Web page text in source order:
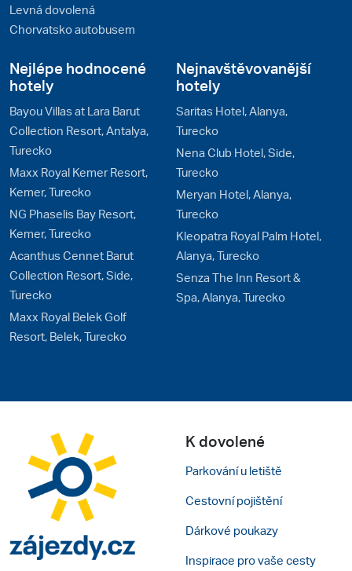
Levná dovolená
Chorvatsko autobusem
Nejlépe hodnocené
hotely
Bayou Villas at Lara Barut
Collection Resort, Antalya,
Turecko
Maxx Royal Kemer Resort,
Kemer, Turecko
NG Phaselis Bay Resort,
Kemer, Turecko
Acanthus Cennet Barut
Collection Resort, Side,
Turecko
Maxx Royal Belek Golf
Resort, Belek, Turecko
Nejnavštěvovanější
hotely
Saritas Hotel, Alanya,
Turecko
Nena Club Hotel, Side,
Turecko
Meryan Hotel, Alanya,
Turecko
Kleopatra Royal Palm Hotel,
Alanya, Turecko
Senza The Inn Resort &
Spa, Alanya, Turecko
K dovolené
Parkování u letiště
Cestovní pojištění
Dárkové poukazy
Inspirace pro vaše cesty